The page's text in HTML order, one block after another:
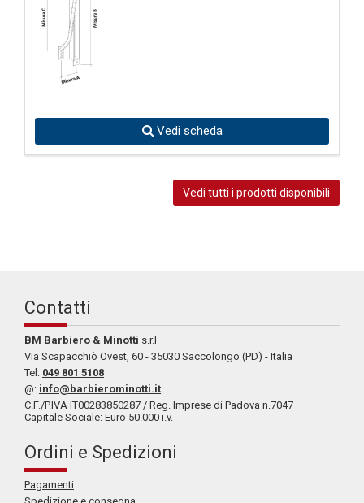
Vedi scheda
Vedi tutti i prodotti disponibili
Contatti
BM Barbiero & Minotti s.r.l
Via Scapacchiò Ovest, 60 - 35030 Saccolongo (PD) - Italia
Tel: 049 801 5108
@: info@barbierominotti.it
C.F./P.IVA IT00283850287 / Reg. Imprese di Padova n.7047
Capitale Sociale: Euro 50.000 i.v.
Ordini e Spedizioni
Pagamenti